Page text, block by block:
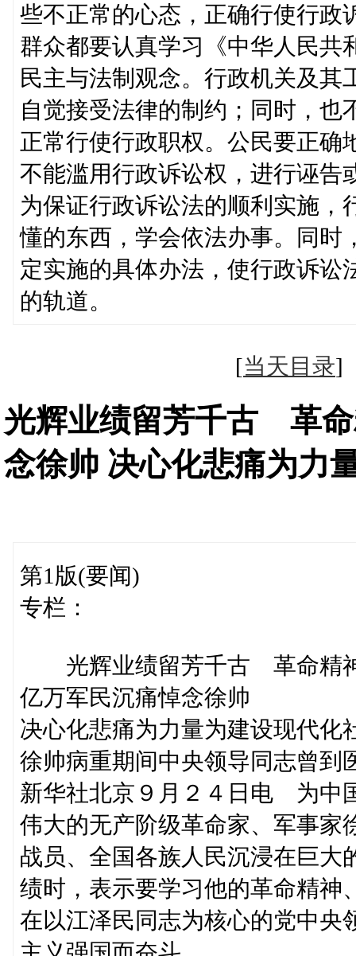
些不正常的心态，正确行使行政
群众都要认真学习《中华人民共
民主与法制观念。行政机关及其
自觉接受法律的制约；同时，
正常行使行政职权。公民要正确
不能滥用行政诉讼权，进行诬告
为保证行政诉讼法的顺利实施，
懂的东西，学会依法办事。同时
定实施的具体办法，使行政诉讼
的轨道。
[当天目录
光辉业绩留芳千古 革命
念徐帅 决心化悲痛为力
第1版(要闻)
专栏：
光辉业绩留芳千古 革命精
亿万军民沉痛悼念徐帅
决心化悲痛为力量为建设现代化
徐帅病重期间中央领导同志曾到
新华社北京９月２４日电 为中
伟大的无产阶级革命家、军事家
战员、全国各族人民沉浸在巨大
绩时，表示要学习他的革命精神
在以江泽民同志为核心的党中央